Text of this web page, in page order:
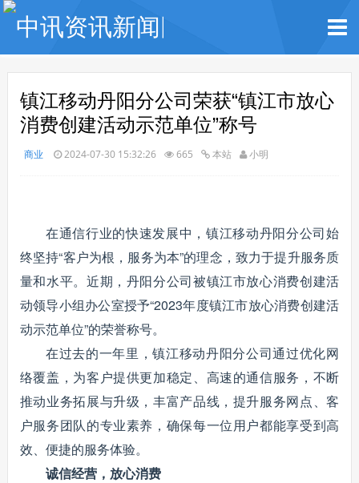
镇江移动丹阳分公司荣获“镇江市放心
消费创建活动示范单位”称号
商业 2024-07-30 15:32:26 665 本站 小明
在通信行业的快速发展中，镇江移动丹阳分公司始
终坚持“客户为根，服务为本”的理念，致力于提升服务质
量和水平。近期，丹阳分公司被镇江市放心消费创建活
动领导小组办公室授予“2023年度镇江市放心消费创建活
动示范单位”的荣誉称号。
在过去的一年里，镇江移动丹阳分公司通过优化网
络覆盖，为客户提供更加稳定、高速的通信服务，不断
推动业务拓展与升级，丰富产品线，提升服务网点、客
户服务团队的专业素养，确保每一位用户都能享受到高
效、便捷的服务体验。
诚信经营，放心消费